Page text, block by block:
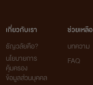
เกี่ยวกับเรา
ธัญวลัยคือ?
นโยบายการ
คุ้มครอง
ข้อมูลส่วนบุคคล
ช่วยเหลือ
บทความ
FAQ